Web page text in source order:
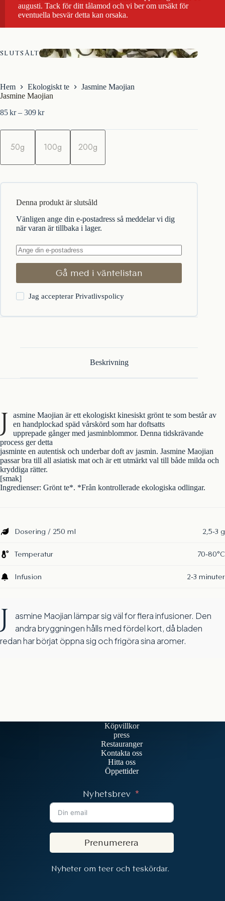
augusti. Tack för ditt tålamod och vi ber om ursäkt för
eventuella besvär detta kan orsaka.
SLUTSÅLT
Hem Ekologiskt te
Jasmine Maojian
Jasmine Maojian
85kr – 309krPrisintervall:
till
m
d
50g 100g 200g
Denna produkt är slutsåld
Vänligen ange din e-postadress så meddelar vi dig
när varan är tillbaka i lager.
Gå med i väntelistan
Jag accepterarPrivatlivspolicy
Beskrivning
J
asmine Maojian är ett ekologiskt kinesiskt grönt te som består av
en handplockad späd vårskörd som har doftsatts
upprepade gånger med jasminblommor. Denna tidskrävande
process ger detta
jasminte en autentisk och underbar doft av jasmin. Jasmine Maojian
passar bra till all asiatisk mat och är ett utmärkt val till både milda och
kryddiga rätter.
[smak]
Ingredienser: Grönt te*. *Från kontrollerade ekologiska odlingar.
Dosering / 250 ml 2,5-3 g
Temperatur 70-80°C
Infusion 2-3 minuter
J
asmine Maojian lämpar sig väl for flera infusioner. Den
andra bryggningen hålls med fördel kort, då bladen
redan har börjat öppna sig och frigöra sina aromer.
Köpvillkor
press
Restauranger
Kontakta oss
Hitta oss
Öppettider
Nyhetsbrev
Prenumerera
Nyheter om teer och teskördar.